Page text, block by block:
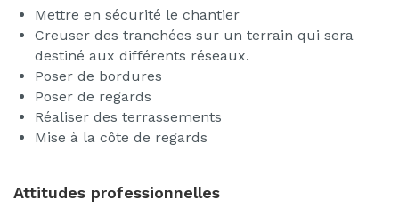
Mettre en sécurité le chantier
Creuser des tranchées sur un terrain qui sera
destiné aux différents réseaux.
Poser de bordures
Poser de regards
Réaliser des terrassements
Mise à la côte de regards
Attitudes professionnelles